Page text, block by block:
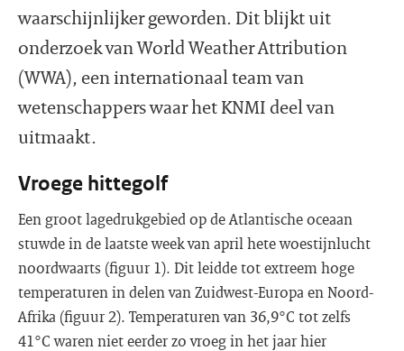
waarschijnlijker geworden. Dit blijkt uit
onderzoek van World Weather Attribution
(WWA), een internationaal team van
wetenschappers waar het KNMI deel van
uitmaakt.
Vroege hittegolf
Een groot lagedrukgebied op de Atlantische oceaan
stuwde in de laatste week van april hete woestijnlucht
noordwaarts (figuur 1). Dit leidde tot extreem hoge
temperaturen in delen van Zuidwest-Europa en Noord-
Afrika (figuur 2). Temperaturen van 36,9°C tot zelfs
41°C waren niet eerder zo vroeg in het jaar hier